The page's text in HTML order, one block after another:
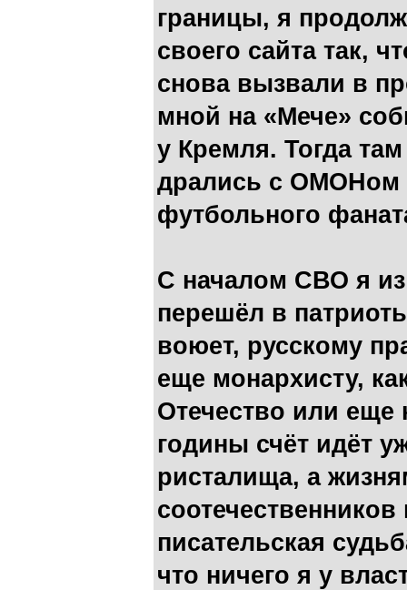
границы, я
своего сайта так,
снова вызвали в
мной на «Мече»
у Кремля. Тогда
дрались с ОМОНом
футбольного
С началом СВО я
перешёл в
воюет, русскому
еще монархисту,
Отечество или еще
годины счёт идёт
ристалища, а
писательская
что ничего я у